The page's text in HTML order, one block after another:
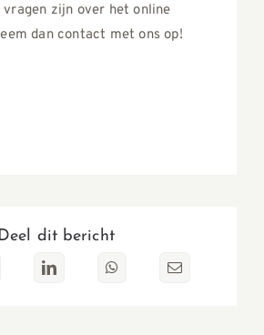
vragen zijn over het online
dan contact met ons op!
Deel dit bericht